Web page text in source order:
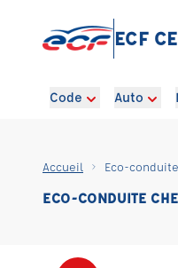
ECF
Code Auto
Accueil Eco-conduite
ECO-CONDUITE